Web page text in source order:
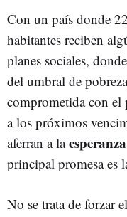
Con un país donde
habitantes reciben
planes sociales,
del umbral de
comprometida con el
a los próximos
aferran a laesperanza
principal promesa es
No se trata de forzar